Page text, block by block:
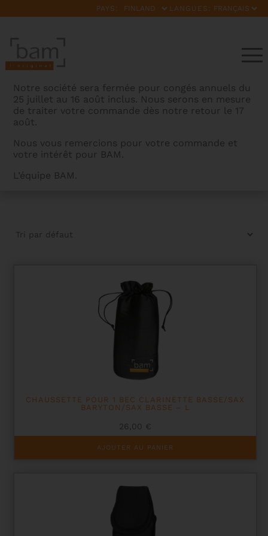
PAYS: LANGUES:
Notre société sera fermée pour congés annuels du
25 juillet au 16 août inclus. Nous serons en mesure
de traiter votre commande dès notre retour le 17
août.
Nous vous remercions pour votre commande et
votre intérêt pour BAM.
L’équipe BAM.
CHAUSSETTE POUR 1 BEC CLARINETTE BASSE/SAX
BARYTON/SAX BASSE – L
26,00 €
AJOUTER AU PANIER